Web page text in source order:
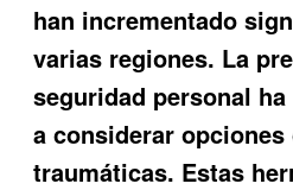
han incrementado
varias regiones. La
seguridad personal
a considerar
traumáticas. Estas